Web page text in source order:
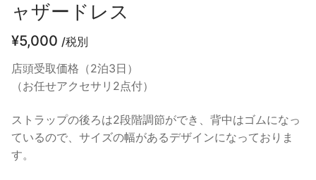
ャザードレス
¥5,000 /税別
店頭受取価格（2泊3日）
（お任せアクセサリ2点付）
ストラップの後ろは2段階調節ができ、背中はゴムになっ
ているので、サイズの幅があるデザインになっておりま
す。